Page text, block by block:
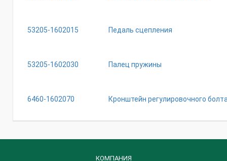
53205-1602015 Педаль сцепления
53205-1602030 Палец пружины
6460-1602070 Кронштейн регулировочного
КОМПАНИЯ